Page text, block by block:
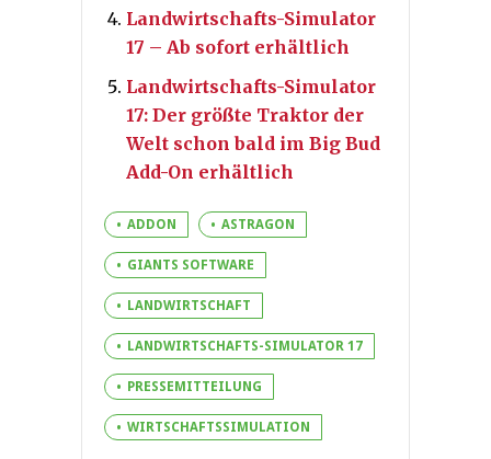
Landwirtschafts-Simulator
17 – Ab sofort erhältlich
Landwirtschafts-Simulator
17: Der größte Traktor der
Welt schon bald im Big Bud
Add-On erhältlich
ADDON ASTRAGON
GIANTS SOFTWARE
LANDWIRTSCHAFT
LANDWIRTSCHAFTS-SIMULATOR 17
PRESSEMITTEILUNG
WIRTSCHAFTSSIMULATION